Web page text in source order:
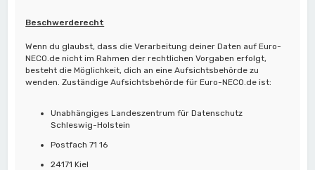
Beschwerderecht
Wenn du glaubst, dass die Verarbeitung deiner Daten auf Euro-
NECO.de nicht im Rahmen der rechtlichen Vorgaben erfolgt,
besteht die Möglichkeit, dich an eine Aufsichtsbehörde zu
wenden. Zuständige Aufsichtsbehörde für Euro-NECO.de ist:
Unabhängiges Landeszentrum für Datenschutz
Schleswig-Holstein
Postfach 71 16
24171 Kiel